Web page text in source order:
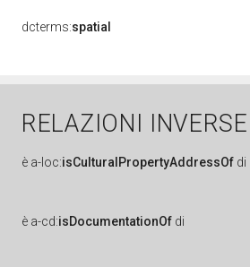
dcterms:spatial
RELAZIONI INVERSE
è a-loc:isCulturalPropertyAddressOf di
è a-cd:isDocumentationOf di